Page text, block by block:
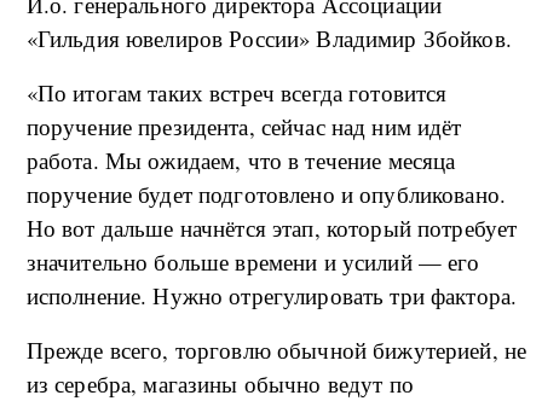
«Гильдия ювелиров России» Владимир Збойков.
«По итогам таких встреч всегда готовится
поручение президента, сейчас над ним идёт
работа. Мы ожидаем, что в течение месяца
поручение будет подготовлено и опубликовано.
Но вот дальше начнётся этап, который потребует
значительно больше времени и усилий — его
исполнение. Нужно отрегулировать три фактора.
Прежде всего, торговлю обычной бижутерией, не
из серебра, магазины обычно ведут по